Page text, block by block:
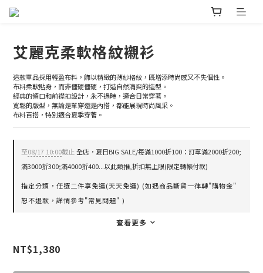
艾麗克柔軟格紋襯衫
這款單品採用輕盈布料，飾以精緻的薄紗格紋，既增添時尚感又不失個性。
布料柔軟貼身，而非僵硬僵硬，打造自然清爽的造型。
經典的領口和前襟扣設計，永不過時，適合日常穿著。
寬鬆的版型，無論是單穿還是內搭，都能展現時尚風采。
布料百搭，特別適合夏季穿著。
至08/17 10:00截止全店，夏日BIG SALE/每滿1000折100：訂單滿2000折200;
滿3000折300;滿4000折400...以此類推,折扣無上限(限定轉帳付款)
指定分類，任選二件享免運(天天免運) (如遇商品斷貨一律轉"購物金"
恕不退款，詳情參考"常見問題" )
查看更多
NT$1,380